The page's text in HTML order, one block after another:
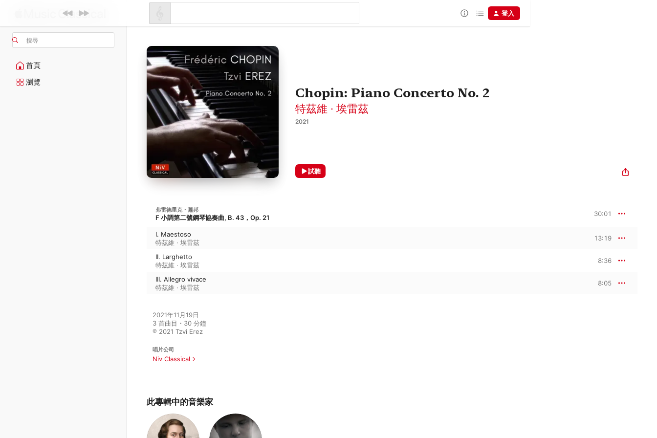
搜尋
首頁
瀏覽
登入
Chopin: Piano Concerto No. 2
特茲維 · 埃雷茲
2021
試聽
弗雷德里克・蕭邦
F 小調第二號鋼琴協奏曲, B. 43，Op. 21 30:01
I. Maestoso
特茲維 · 埃雷茲
13:19
II. Larghetto
特茲維 · 埃雷茲
8:36
III. Allegro vivace
特茲維 · 埃雷茲
8:05
2021年11月19日
3 首曲目・30 分鐘
℗ 2021 Tzvi Erez
唱片公司
Niv Classical
此專輯中的音樂家